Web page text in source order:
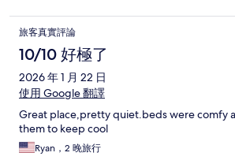
旅客真實評論
10/10 好極了
2026 年 1 月 22 日
使用 Google 翻譯
Great place,pretty quiet.beds were comfy
them to keep cool
Ryan，2 晚旅行